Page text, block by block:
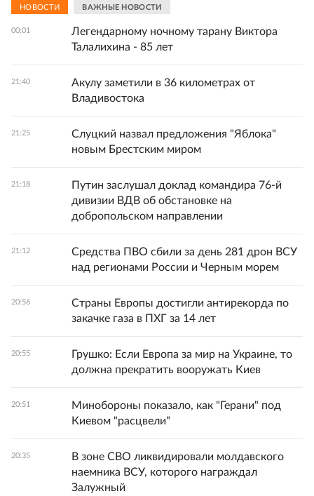
НОВОСТИ ВАЖНЫЕ НОВОСТИ
00:01
Легендарному ночному тарану Виктора
Талалихина - 85 лет
21:40
Акулу заметили в 36 километрах от
Владивостока
21:25
Слуцкий назвал предложения "Яблока"
новым Брестским миром
21:18
Путин заслушал доклад командира 76-й
дивизии ВДВ об обстановке на
добропольском направлении
21:12
Средства ПВО сбили за день 281 дрон ВСУ
над регионами России и Черным морем
20:56
Страны Европы достигли антирекорда по
закачке газа в ПХГ за 14 лет
20:55
Грушко: Если Европа за мир на Украине, то
должна прекратить вооружать Киев
20:51
Минобороны показало, как "Герани" под
Киевом "расцвели"
20:35
В зоне СВО ликвидировали молдавского
наемника ВСУ, которого награждал
Залужный